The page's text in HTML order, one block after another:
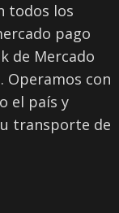
todos los
pago
de Mercado
Operamos con
el país y
transporte de